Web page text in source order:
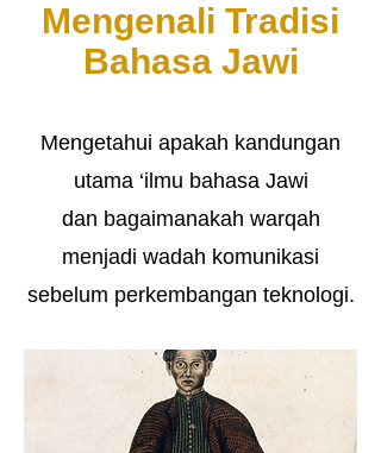
Mengenali Tradisi
Bahasa Jawi
Mengetahui apakah kandungan
utama ‘ilmu bahasa Jawi
dan bagaimanakah warqah
menjadi wadah komunikasi
sebelum perkembangan teknologi.